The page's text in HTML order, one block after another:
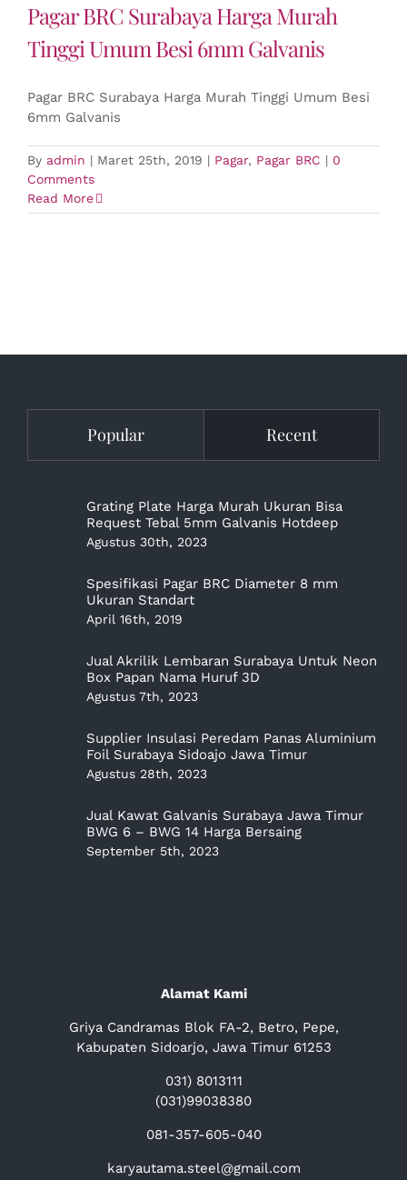
Pagar BRC Surabaya Harga Murah
Tinggi Umum Besi 6mm Galvanis
Pagar BRC Surabaya Harga Murah Tinggi Umum Besi
6mm Galvanis
By admin | Maret 25th, 2019 | Pagar, Pagar BRC | 0
Comments
Read More
Popular Recent
Grating Plate Harga Murah Ukuran Bisa
Request Tebal 5mm Galvanis Hotdeep
Agustus 30th, 2023
Spesifikasi Pagar BRC Diameter 8 mm
Ukuran Standart
April 16th, 2019
Jual Akrilik Lembaran Surabaya Untuk Neon
Box Papan Nama Huruf 3D
Agustus 7th, 2023
Supplier Insulasi Peredam Panas Aluminium
Foil Surabaya Sidoajo Jawa Timur
Agustus 28th, 2023
Jual Kawat Galvanis Surabaya Jawa Timur
BWG 6 – BWG 14 Harga Bersaing
September 5th, 2023
Alamat Kami
Griya Candramas Blok FA-2, Betro, Pepe,
Kabupaten Sidoarjo, Jawa Timur 61253
031) 8013111
(031)99038380
081-357-605-040
karyautama.steel@gmail.com